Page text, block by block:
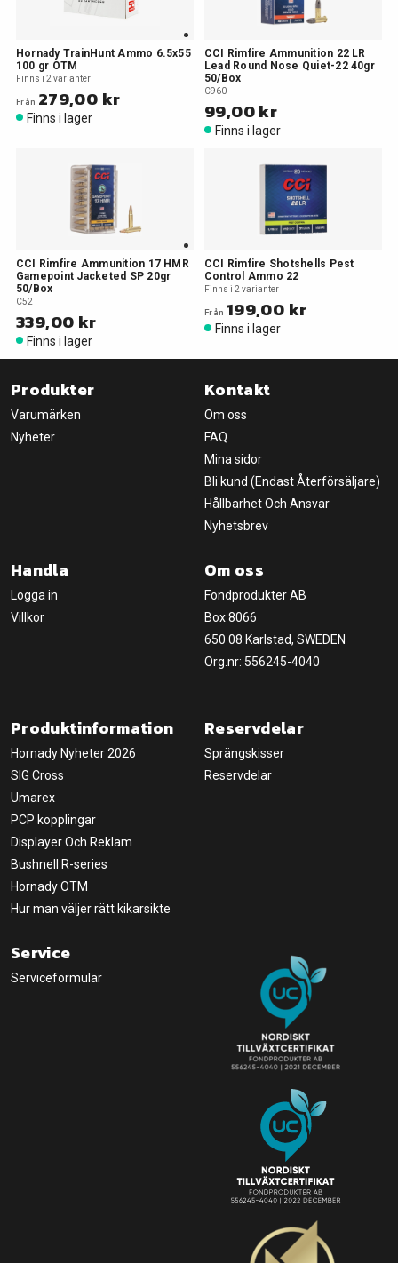
Hornady TrainHunt Ammo 6.5x55
100 gr OTM
Finns i 2 varianter
Från 279,00 kr
Finns i lager
CCI Rimfire Ammunition 22 LR
Lead Round Nose Quiet-22 40gr
50/Box
C960
99,00 kr
Finns i lager
CCI Rimfire Ammunition 17 HMR
Gamepoint Jacketed SP 20gr
50/Box
C52
339,00 kr
Finns i lager
CCI Rimfire Shotshells Pest
Control Ammo 22
Finns i 2 varianter
Från 199,00 kr
Finns i lager
Produkter
Varumärken
Nyheter
Kontakt
Om oss
FAQ
Mina sidor
Bli kund (Endast Återförsäljare)
Hållbarhet Och Ansvar
Nyhetsbrev
Handla
Logga in
Villkor
Om oss
Fondprodukter AB
Box 8066
650 08 Karlstad, SWEDEN
Org.nr: 556245-4040
Produktinformation
Hornady Nyheter 2026
SIG Cross
Umarex
PCP kopplingar
Displayer Och Reklam
Bushnell R-series
Hornady OTM
Hur man väljer rätt kikarsikte
Reservdelar
Sprängskisser
Reservdelar
Service
Serviceformulär